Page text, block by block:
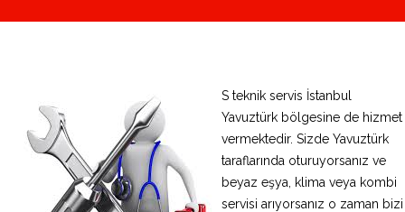
S teknik servis İstanbul
Yavuztürk bölgesine de hizmet
vermektedir. Sizde Yavuztürk
taraflarında oturuyorsanız ve
beyaz eşya, klima veya kombi
servisi arıyorsanız o zaman bizi